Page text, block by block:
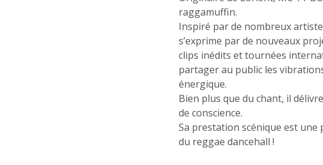
raggamuffin.
Inspiré par de nombreux
s’exprime par de nouveaux
clips inédits et tournées
partager au public les
énergique.
Bien plus que du chant, il
de conscience.
Sa prestation scénique est une
du reggae dancehall !